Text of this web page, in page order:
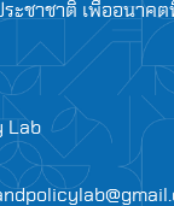
ะชาชาติ เพื่ออนาค
Lab